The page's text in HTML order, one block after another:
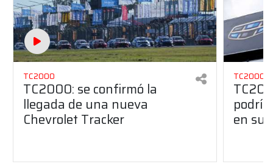
TC2000
TC2000: se confirmó la
llegada de una nueva
Chevrolet Tracker
TC2000
en su